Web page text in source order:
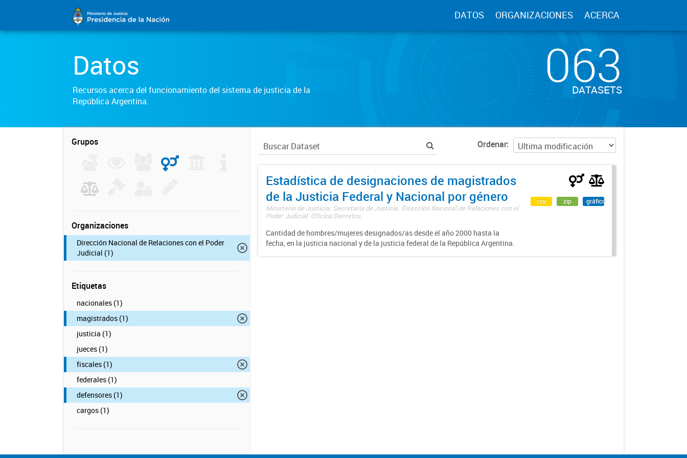
DATOS ORGANIZACIONES ACERCA
Datos
Recursos acerca del funcionamiento del sistema de justicia de la
República Argentina.
063
DATASETS
Grupos
Organizaciones
Dirección Nacional de Relaciones con el Poder
Judicial (1)
Etiquetas
nacionales (1)
magistrados (1)
justicia (1)
jueces (1)
fiscales (1)
federales (1)
defensores (1)
cargos (1)
Ordenar
Estadística de designaciones de magistrados
de la Justicia Federal y Nacional por género
Ministerio de Justicia. Secretaría de Justicia. Dirección Nacional de Relaciones con el
Poder Judicial. Oficina Decretos
Cantidad de hombres/mujeres designados/as desde el año 2000 hasta la
fecha, en la justicia nacional y de la justicia federal de la República Argentina.
csv zip gráfico